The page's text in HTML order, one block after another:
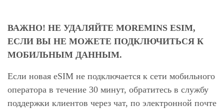
ВАЖНО! НЕ УДАЛЯЙТЕ MOREMINS ESIM,
ЕСЛИ ВЫ НЕ МОЖЕТЕ ПОДКЛЮЧИТЬСЯ К
МОБИЛЬНЫМ ДАННЫМ.
Если новая eSIM не подключается к сети мобильного
оператора в течение 30 минут, обратитесь в службу
поддержки клиентов через чат, по электронной почте